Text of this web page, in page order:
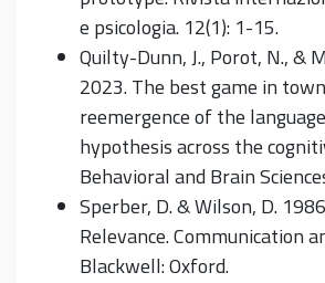
e psicologia. 12(1): 1-15.
Quilty-Dunn, J., Porot, N., &
2023. The best game in
reemergence of the
hypothesis across the
Behavioral and Brain
Sperber, D. & Wilson, D.
Relevance. Communication
Blackwell: Oxford.